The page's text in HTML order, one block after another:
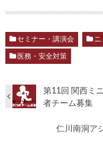
セミナー・講演会 ニ
医務・安全対策
第11回 関西ミ
者チーム募集
仁川南洞ア